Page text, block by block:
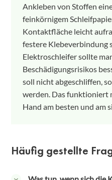
Ankleben von Stoffen
feinkörnigem
Kontaktfläche leicht
festere Klebeverbindung
Elektroschleifer sollte
Beschädigungsrisikos
soll nicht abgeschliffen,
werden. Das funktioniert
Hand am besten und am
Häufig gestellte